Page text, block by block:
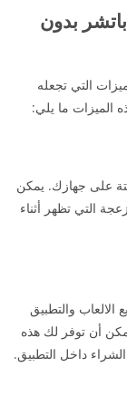
بدون
التي تجعله
الميزات ما يلي:
على جهازك. يمكن
التي تظهر أثناء
الالعاب والتطبيق
أن توفر لك هذه
داخل التطبيق.